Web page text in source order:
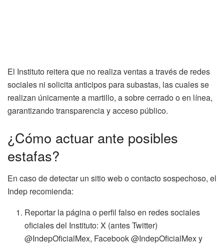
El Instituto reitera que no realiza ventas a través de redes
sociales ni solicita anticipos para subastas, las cuales se
realizan únicamente a martillo, a sobre cerrado o en línea,
garantizando transparencia y acceso público.
¿Cómo actuar ante posibles
estafas?
En caso de detectar un sitio web o contacto sospechoso, el
Indep recomienda:
Reportar la página o perfil falso en redes sociales
oficiales del Instituto: X (antes Twitter)
@IndepOficialMex, Facebook @IndepOficialMex y